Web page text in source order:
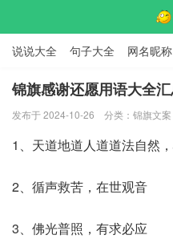
说说大全 句子大全 网名昵称
标语口号 签名大全
锦旗感谢还愿用语大全
发布于 2024-10-26 分类： 锦旗文案
1、天道地道人道道法自然
2、循声救苦，在世观音
3、佛光普照，有求必应